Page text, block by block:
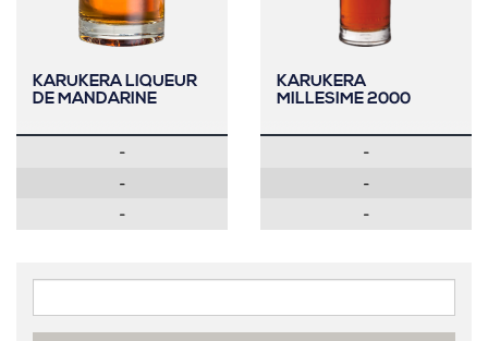
KARUKERA LIQUEUR
DE MANDARINE
-
-
-
KARUKERA
MILLESIME 2000
-
-
-